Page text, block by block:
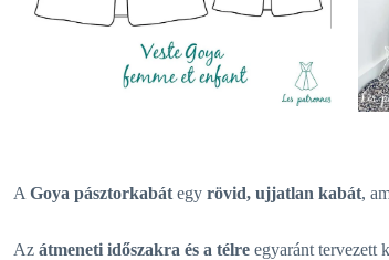
A Goya pásztorkabát egy rövid, ujjatlan kabát,
Az átmeneti időszakra és a télre egyaránt tervezett